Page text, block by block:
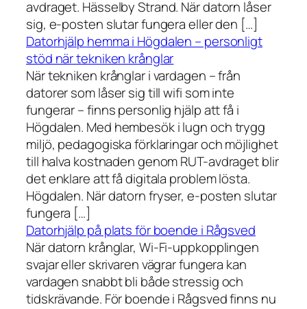
avdraget. Hässelby Strand. När datorn låser
sig, e-posten slutar fungera eller den […]
Datorhjälp hemma i Högdalen – personligt
stöd när tekniken krånglar
När tekniken krånglar i vardagen – från
datorer som låser sig till wifi som inte
fungerar – finns personlig hjälp att få i
Högdalen. Med hembesök i lugn och trygg
miljö, pedagogiska förklaringar och möjlighet
till halva kostnaden genom RUT-avdraget blir
det enklare att få digitala problem lösta.
Högdalen. När datorn fryser, e-posten slutar
fungera […]
Datorhjälp på plats för boende i Rågsved
När datorn krånglar, Wi-Fi-uppkopplingen
svajar eller skrivaren vägrar fungera kan
vardagen snabbt bli både stressig och
tidskrävande. För boende i Rågsved finns nu